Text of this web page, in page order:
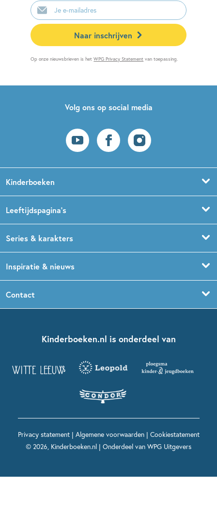
mailadres
Naar inschrijven
Op onze nieuwsbrieven is hetWPG Privacy Statement van toepassing.
Volg ons op social media
Kinderboeken
Prentenboeken
Babyboeken
Sprookjesboeken
Kinderboeken diversiteit
Grappige kinderboeken
Spannende kinderboeken
Leeftijdspagina’s
Boekentips 1,5 - 3 jaar
Boekentips 5 - 7 jaar
Boekentips 12+ jaar
Voor volwassenen
Series & karakters
Dog Man
Spekkie en Sproet
Maxi & Helium
Inspiratie & nieuws
Kinderjury
Voor het onderwijs
Contact
Kinderboeken.nl is onderdeel van
Privacy statement| Algemene voorwaarden| Cookiestatement
© 2026, Kinderboeken.nl | Onderdeel van WPG Uitgevers